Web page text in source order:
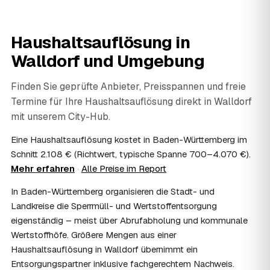
ohne Aufsehen, unauffällige Fahrzeuge sind möglich und
persönliche Gegenstände werden respektvoll behandelt.
Gerade nach einem Trauerfall in Walldorf bleibt alles
07 Ist die Haushaltsauflösung im Nachlass
steuerlich absetzbar?
Häufig ja: Im Nachlass können die Kosten einer
Erbschaftsteuer mindern, bei vermieteten Objekten teils
als Werbungskosten. Sie erhalten eine ordentliche
Rechnung als Beleg. Verbindlich klärt das Ihr
08 Muss ich als Erbe in Walldorf vor Ort anwesend
sein?
Nein, Sie müssen nicht durchgängig anwesend sein. Viele
Erben übergeben in Walldorf nur die Schlüssel und lassen
sich per Fotos auf dem Laufenden halten. Eine kurze
Übergabe zu Beginn und zur besenreinen Abnahme
Haushaltsauflösung in
Walldorf und Umgebung
Finden Sie geprüfte Anbieter, Preisspannen und freie
Termine für Ihre Haushaltsauflösung direkt in Walldorf
mit unserem City-Hub.
Eine Haushaltsauflösung kostet in Baden-Württemberg im
Schnitt 2.108 € (Richtwert, typische Spanne 700–4.070 €).
Mehr erfahren · Alle Preise im Report
In Baden-Württemberg organisieren die Stadt- und
Landkreise die Sperrmüll- und Wertstoffentsorgung
eigenständig – meist über Abrufabholung und kommunale
Wertstoffhöfe. Größere Mengen aus einer
Haushaltsauflösung in Walldorf übernimmt ein
Entsorgungspartner inklusive fachgerechtem Nachweis.